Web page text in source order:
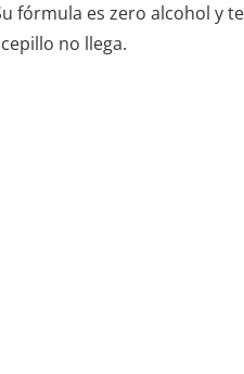
fórmula es zero alcohol y te
no llega.